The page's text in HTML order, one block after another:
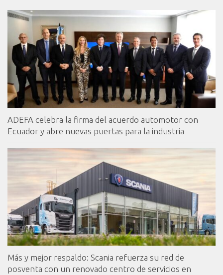
ADEFA celebra la firma del acuerdo automotor con
Ecuador y abre nuevas puertas para la industria
Más y mejor respaldo: Scania refuerza su red de
posventa con un renovado centro de servicios en